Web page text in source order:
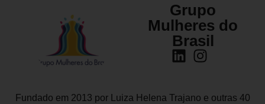
Grupo
Mulheres do
Brasil
Fundado em 2013 por Luiza Helena Trajano e outras 40